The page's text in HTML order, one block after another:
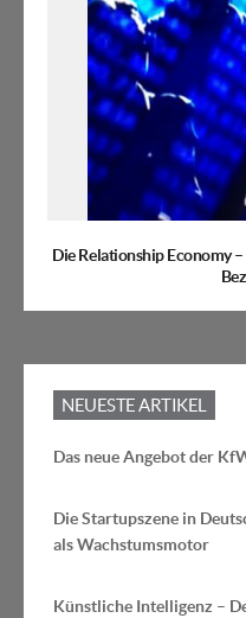
Die Relationship Economy
NEUESTE ARTIKEL
Das neue Angebot der
Die Startupszene in
als Wachstumsmotor
Künstliche Intelligenz –